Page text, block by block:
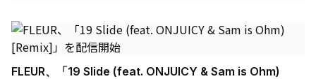
FLEUR、「19 Slide (feat. ONJUICY & Sam is Ohm)